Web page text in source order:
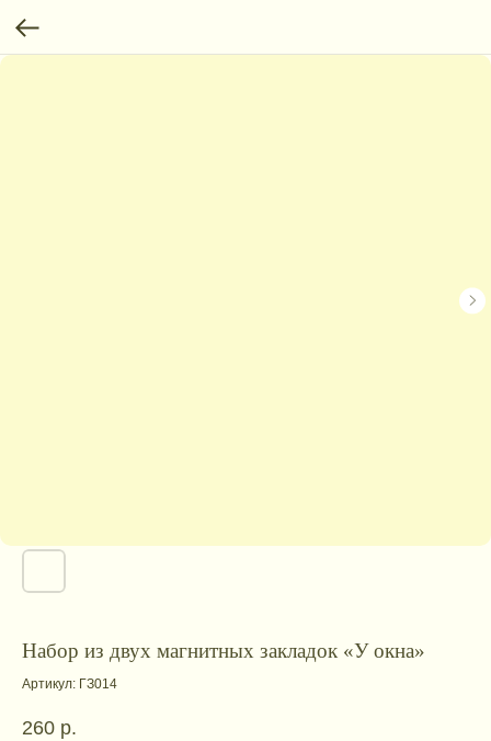
Набор из двух магнитных закладок «У окна»
Артикул: ГЗ014
260 р.